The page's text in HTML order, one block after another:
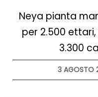
Neya pianta
per 2.500
3.300
3 AGOSTO